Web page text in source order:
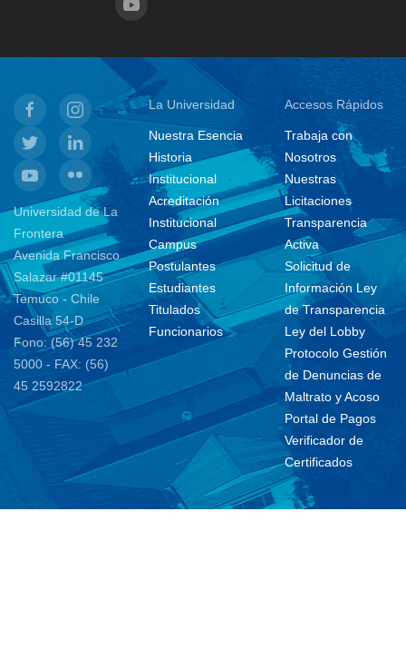
Universidad de La
Frontera
Avenida Francisco
Salazar #01145
Temuco - Chile
Casilla 54-D
Fono: (56) 45 232
5000 - FAX: (56)
45 2592822
La Universidad
Nuestra Esencia
Historia
Institucional
Acreditación
Institucional
Campus
Postulantes
Estudiantes
Titulados
Funcionarios
Accesos Rápidos
Trabaja con
Nosotros
Nuestras
Licitaciones
Transparencia
Activa
Solicitud de
Información Ley
de Transparencia
Ley del Lobby
Protocolo Gestión
de Denuncias de
Maltrato y Acoso
Portal de Pagos
Verificador de
Certificados